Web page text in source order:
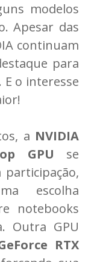
modelos
Apesar das
continuam
para
E o interesse
a NVIDIA
GPU se
participação,
escolha
notebooks
Outra GPU
RTX